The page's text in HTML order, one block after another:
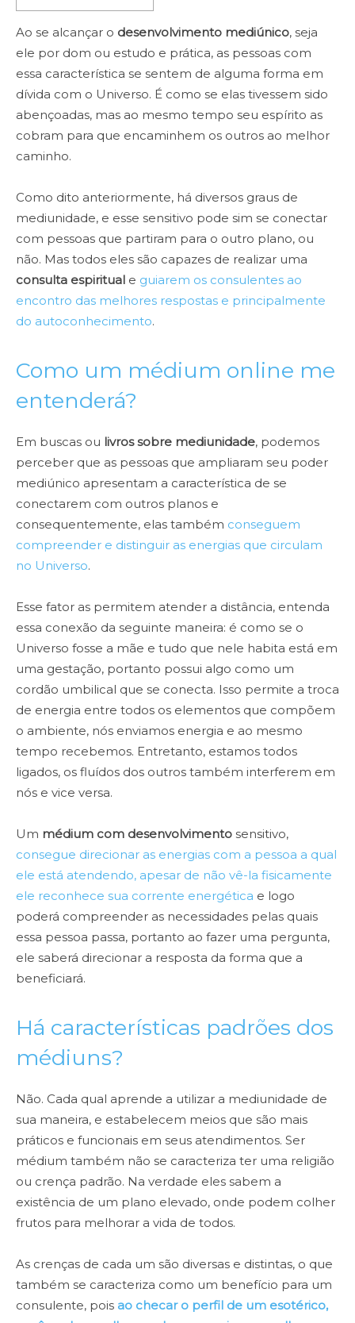
Ao se alcançar o desenvolvimento mediúnico, seja
ele por dom ou estudo e prática, as pessoas com
essa característica se sentem de alguma forma em
dívida com o Universo. É como se elas tivessem sido
abençoadas, mas ao mesmo tempo seu espírito as
cobram para que encaminhem os outros ao melhor
caminho.
Como dito anteriormente, há diversos graus de
mediunidade, e esse sensitivo pode sim se conectar
com pessoas que partiram para o outro plano, ou
não. Mas todos eles são capazes de realizar uma
consulta espiritual e guiarem os consulentes ao
encontro das melhores respostas e principalmente
do autoconhecimento.
Como um médium online me
entenderá?
Em buscas ou livros sobre mediunidade, podemos
perceber que as pessoas que ampliaram seu poder
mediúnico apresentam a característica de se
conectarem com outros planos e
consequentemente, elas também conseguem
compreender e distinguir as energias que circulam
no Universo.
Esse fator as permitem atender a distância, entenda
essa conexão da seguinte maneira: é como se o
Universo fosse a mãe e tudo que nele habita está em
uma gestação, portanto possui algo como um
cordão umbilical que se conecta. Isso permite a troca
de energia entre todos os elementos que compõem
o ambiente, nós enviamos energia e ao mesmo
tempo recebemos. Entretanto, estamos todos
ligados, os fluídos dos outros também interferem em
nós e vice versa.
Um médium com desenvolvimento sensitivo,
consegue direcionar as energias com a pessoa a qual
ele está atendendo, apesar de não vê-la fisicamente
ele reconhece sua corrente energética e logo
poderá compreender as necessidades pelas quais
essa pessoa passa, portanto ao fazer uma pergunta,
ele saberá direcionar a resposta da forma que a
beneficiará.
Há características padrões dos
médiuns?
Não. Cada qual aprende a utilizar a mediunidade de
sua maneira, e estabelecem meios que são mais
práticos e funcionais em seus atendimentos. Ser
médium também não se caracteriza ter uma religião
ou crença padrão. Na verdade eles sabem a
existência de um plano elevado, onde podem colher
frutos para melhorar a vida de todos.
As crenças de cada um são diversas e distintas, o que
também se caracteriza como um benefício para um
consulente, pois ao checar o perfil de um esotérico,